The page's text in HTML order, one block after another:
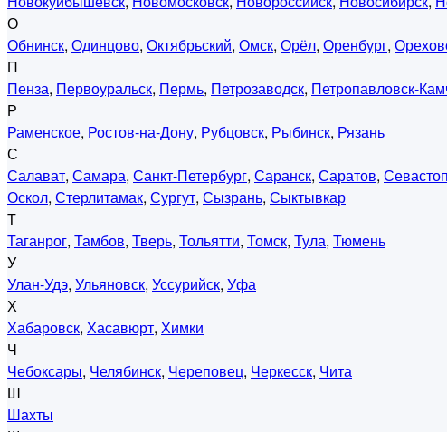
О
Обнинск, Одинцово, Октябрьский, Омск, Орёл, Оренбург,
П
Пенза, Первоуральск, Пермь, Петрозаводск, Петропавловск-
Р
Раменское, Ростов-на-Дону, Рубцовск, Рыбинск, Рязань
С
Салават, Самара, Санкт-Петербург, Саранск, Саратов,
Оскол, Стерлитамак, Сургут, Сызрань, Сыктывкар
Т
Таганрог, Тамбов, Тверь, Тольятти, Томск, Тула, Тюмень
У
Улан-Удэ, Ульяновск, Уссурийск, Уфа
Х
Хабаровск, Хасавюрт, Химки
Ч
Чебоксары, Челябинск, Череповец, Черкесск, Чита
Ш
Шахты